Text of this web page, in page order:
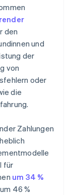
den
und
der
von
oder
die
Zahlungen
für
um 34 %
46 %